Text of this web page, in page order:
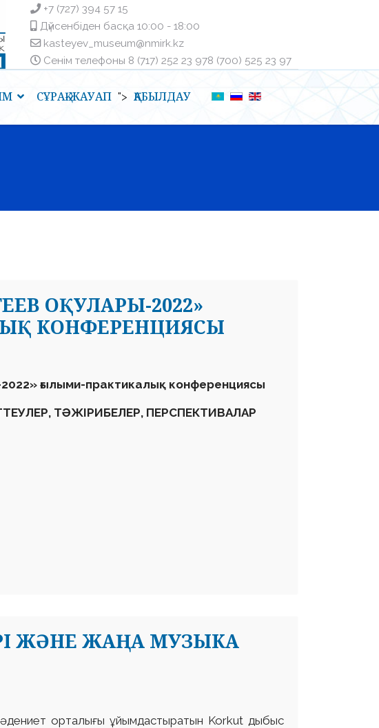
+7 (727) 394 57 15
Дүйсенбіден басқа ㅤ10:00 - 18:00
kasteyev_museum@nmirk.kz
Сенім телефоныㅤ 8 (717) 252 23 97ㅤ8 (700) 525 23 97
СҰРАҚ-ЖАУАП "> ҚАБЫЛДАУ
ОҚУЛАРЫ-2022»
КОНФЕРЕНЦИЯСЫ
» ғылыми-практикалық конференциясы
ТӘЖІРИБЕЛЕР, ПЕРСПЕКТИВАЛАР
ЖƏНЕ ЖАҢА МУЗЫКА
орталығы ұйымдастыратын Korkut дыбыс